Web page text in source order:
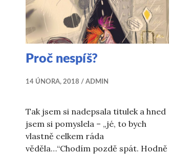
Proč nespíš?
14 ÚNORA, 2018 ADMIN
Tak jsem si nadepsala titulek a hned
jsem si pomyslela – „jé, to bych
vlastně celkem ráda
věděla…“Chodím pozdě spát. Hodně